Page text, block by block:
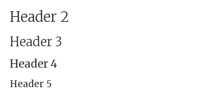
Header 2
Header 3
Header 4
Header 5